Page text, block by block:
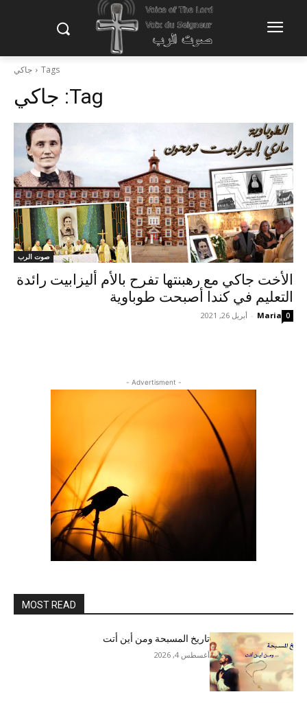
Tags جاكي
Tag: جاكي
صوت الرب
الأخت جاكي مع رهبنتها تفرح بالأم أليزابيت رائدة
التعليم في كندا أصبحت طوباوية
Maria
- أبريل 26, 2021 0
- Advertisment -
MOST READ
تاريخ المسبحة ومن أين أتت
أغسطس 4, 2026